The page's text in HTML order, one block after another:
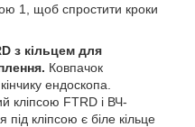
1, щоб спростити кроки
з кільцем для
Ковпачок
ендоскопа.
кліпсою FTRD і ВЧ-
кліпсою є біле кільце